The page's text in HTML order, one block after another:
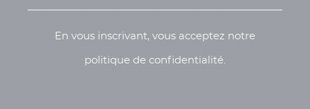
En vous inscrivant, vous acceptez notre
politique de confidentialité.